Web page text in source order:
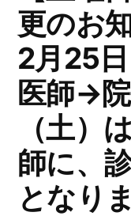
プ更のお
2月25
医師→
（土）
師に、
となり